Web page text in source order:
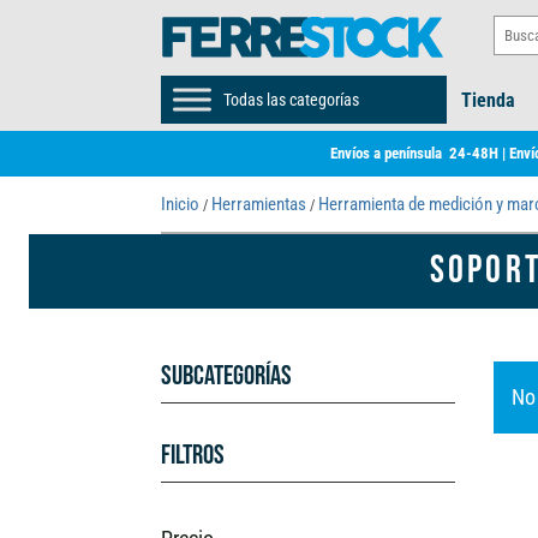
Todas las categorías Tienda
Envíos a península 24-48H |
Inicio / Herramientas / Herramienta de medición y
Subcategorías
Filtros